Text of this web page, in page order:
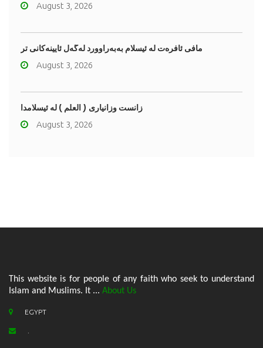
August 3, 2026
مافى ئافره‌ت له‌ ئیسلام به‌به‌راوورد له‌گه‌ڵ ئایینه‌کانی تر
August 3, 2026
زانست وزانیاری ( العلم ) له ئیسلامدا
August 3, 2026
This website is for people of any faith who seek to understand
Islam and Muslims. It ... About Us
EGYPT